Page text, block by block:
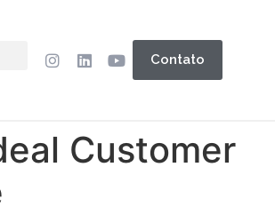
Contato
Customer